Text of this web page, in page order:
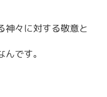
神々に対する敬意と
です。